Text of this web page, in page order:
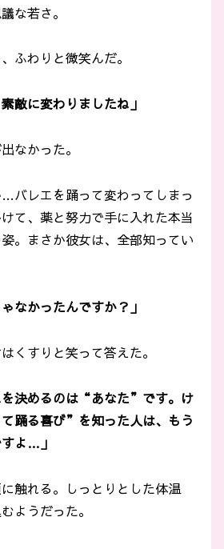
な若さ。
ふわりと微笑んだ。
敵に変わりましたね」
なかった。
バレエを踊って変わってしまっ
て、薬と努力で手に入れた本当
。まさか彼女は、全部知ってい
なかったんですか？」
くすりと笑って答えた。
を決めるのは“あなた”です。け
踊る喜び”を知った人は、もう
よ…」
触れる。しっとりとした体温
ようだった。